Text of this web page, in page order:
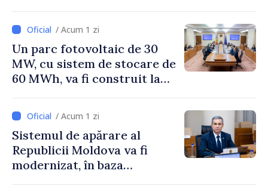
/ Acum 1 zi
Un parc fotovoltaic de 30
MW, cu sistem de stocare de
60 MWh, va fi construit la
/ Acum 1 zi
Sistemul de apărare al
Republicii Moldova va fi
modernizat, în baza